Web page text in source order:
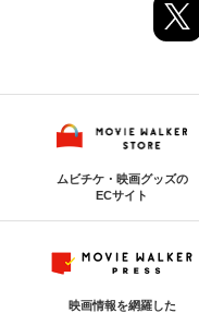
ムビチケ・映画グッズの
ECサイト
映画情報を網羅した